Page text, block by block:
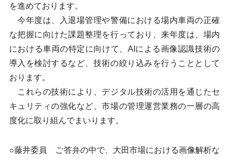
を進めております。
今年度は、入退場管理や警備における場内車両の正確
な把握に向けた課題整理を行っており、来年度は、場内
における車両の特定に向けて、AIによる画像認識技術の
導入を検討するなど、技術の絞り込みを行うこととして
おります。
これらの技術により、デジタル技術の活用を通じたセ
キュリティの強化など、市場の管理運営業務の一層の高
度化に取り組んでまいります。
○藤井委員 ご答弁の中で、大田市場における画像解析な